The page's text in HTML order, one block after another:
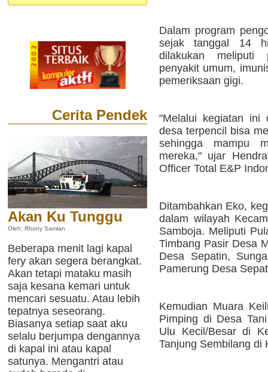
Cerita Pendek
Akan Ku Tunggu
Oleh: Rhony Samlan
Beberapa menit lagi kapal
fery akan segera berangkat.
Akan tetapi mataku masih
saja kesana kemari untuk
mencari sesuatu. Atau lebih
tepatnya seseorang.
Biasanya setiap saat aku
selalu berjumpa dengannya
di kapal ini atau kapal
satunya. Mengantri atau
Dalam program
sejak tanggal 14
dilakukan meliputi
penyakit umum,
pemeriksaan gigi.
"Melalui kegiatan ini
desa terpencil bisa
sehingga mampu
mereka," ujar
Officer Total E&P
Ditambahkan Eko,
dalam wilayah
Samboja. Meliputi
Timbang Pasir Desa
Desa Sepatin,
Pamerung Desa
Kemudian Muara
Pimping di Desa
Ulu Kecil/Besar di
Tanjung Sembilang di